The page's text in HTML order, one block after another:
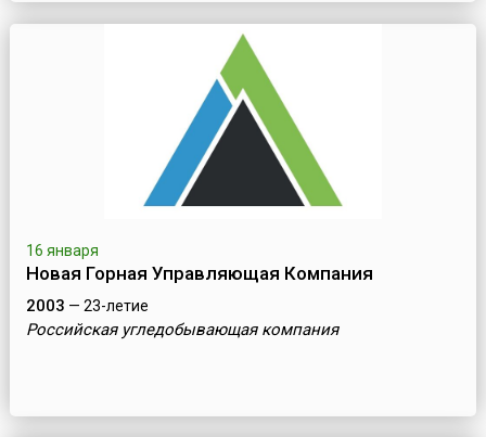
16 января
Новая Горная Управляющая Компания
2003 — 23-летие
Российская угледобывающая компания